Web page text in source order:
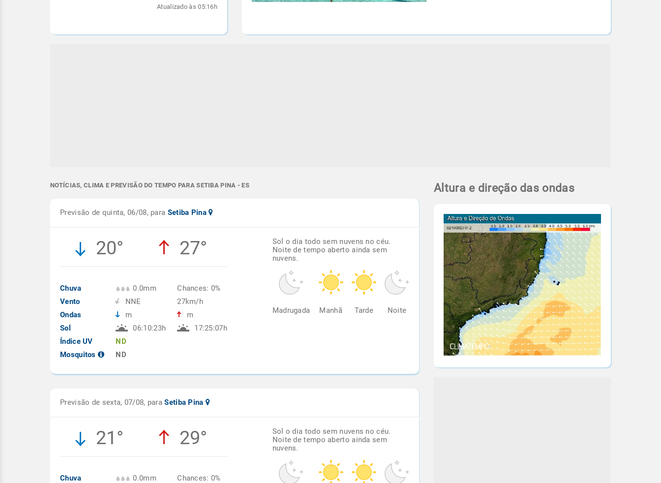
Atualizado às 05:16h
NOTÍCIAS, CLIMA E PREVISÃO DO TEMPO PARA SETIBA PINA - ES
Previsão de quinta, 06/08, para Setiba Pina
20° 27°
Chuva
Vento
Ondas
Sol
Índice UV
Mosquitos
0.0mm
NNE
m
06:10:23h
ND
ND
Chances: 0%
27km/h
m
17:25:07h
Sol o dia todo sem nuvens no céu.
Noite de tempo aberto ainda sem
nuvens.
Madrugada Manhã Tarde Noite
Previsão de sexta, 07/08, paraSetiba Pina
21° 29°
Chuva
0.0mm
Chances: 0%
Sol o dia todo sem nuvens no céu.
Noite de tempo aberto ainda sem
nuvens.
Altura e direção das ondas